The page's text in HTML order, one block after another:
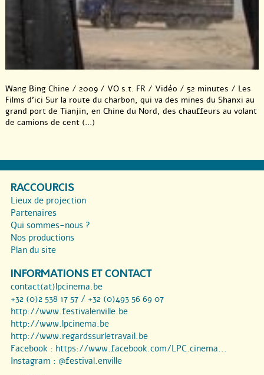
Wang Bing Chine / 2009 / VO s.t. FR / Vidéo / 52 minutes / Les
Films d’ici Sur la route du charbon, qui va des mines du Shanxi au
grand port de Tianjin, en Chine du Nord, des chauffeurs au volant
de camions de cent (...)
RACCOURCIS
Lieux de projection
Partenaires
Qui sommes-nous ?
Nos productions
Plan du site
INFORMATIONS ET CONTACT
contact(at)lpcinema.be
+32 (0)2 538 17 57 / +32 (0)493 56 69 07
http://www.festivalenville.be
http://www.lpcinema.be
http://www.regardssurletravail.be
Facebook : https://www.facebook.com/LPC.cinema...
Instagram : @festival.enville